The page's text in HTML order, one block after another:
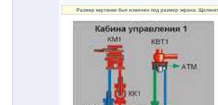
Размер картинки был изменен под размер экрана.